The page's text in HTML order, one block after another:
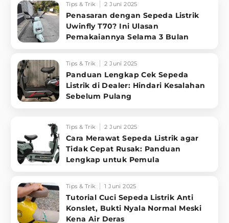
Tips & Trik 2 Juni 2025
Penasaran dengan Sepeda Listrik
Uwinfly T70? Ini Ulasan
Pemakaiannya Selama 3 Bulan
Tips & Trik 2 Juni 2025
Panduan Lengkap Cek Sepeda
Listrik di Dealer: Hindari Kesalahan
Sebelum Pulang
Tips & Trik 2 Juni 2025
Cara Merawat Sepeda Listrik agar
Tidak Cepat Rusak: Panduan
Lengkap untuk Pemula
Tips & Trik 1 Juni 2025
Tutorial Cuci Sepeda Listrik Anti
Konslet, Bukti Nyala Normal Meski
Kena Air Deras